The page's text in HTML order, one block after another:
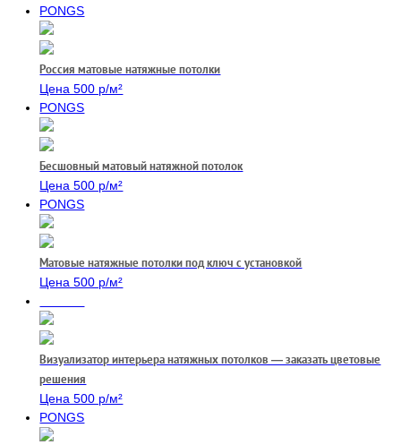
PONGS
Россия матовые натяжные потолки
Цена 500 р/м²
PONGS
Бесшовный матовый натяжной потолок
Цена 500 р/м²
PONGS
Матовые натяжные потолки под ключ с установкой
Цена 500 р/м²
Визуализатор интерьера натяжных потолков — заказать цветовые
решения
Цена 500 р/м²
PONGS